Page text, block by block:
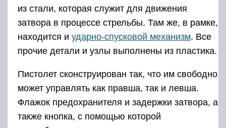
из стали, которая служит для движения
затвора в процессе стрельбы. Там же, в рамке,
находится и ударно-спусковой механизм. Все
прочие детали и узлы выполнены из пластика.
Пистолет сконструирован так, что им свободно
может управлять как правша, так и левша.
Флажок предохранителя и задержки затвора, а
также кнопка, с помощью которой